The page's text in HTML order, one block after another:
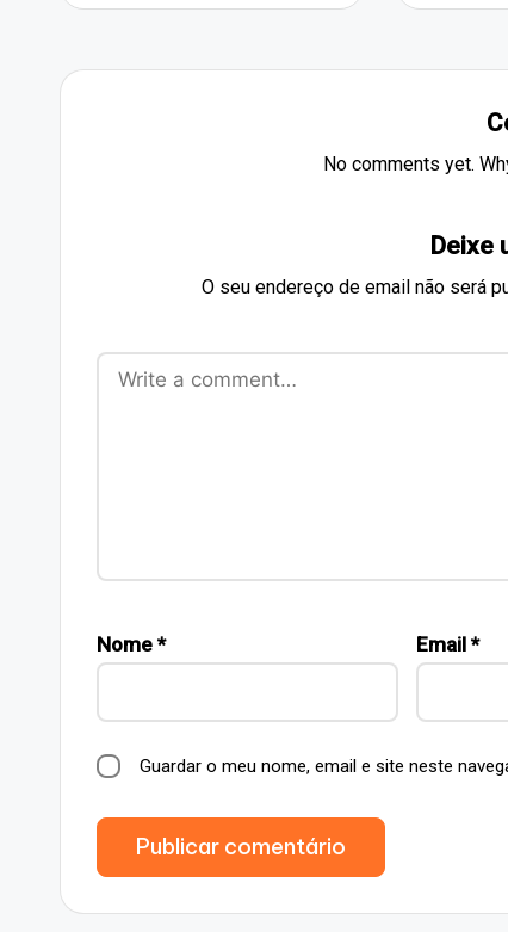
No comments yet.
Deixe
O seu endereço de email não será
Nome * Email *
Guardar o meu nome, email e site neste